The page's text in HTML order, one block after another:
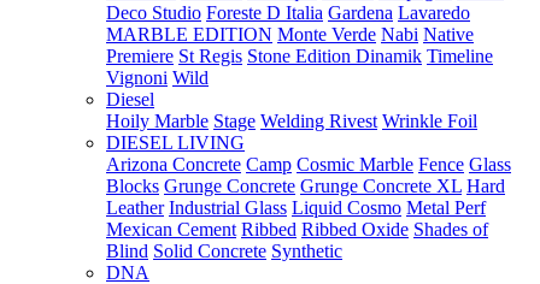
Deco Studio Foreste D Italia Gardena Lavaredo
MARBLE EDITION Monte Verde Nabi Native
Premiere St Regis Stone Edition Dinamik Timeline
Vignoni Wild
Diesel
Hoily Marble Stage Welding Rivest Wrinkle Foil
DIESEL LIVING
Arizona Concrete Camp Cosmic Marble Fence Glass
Blocks Grunge Concrete Grunge Concrete XL Hard
Leather Industrial Glass Liquid Cosmo Metal Perf
Mexican Cement Ribbed Ribbed Oxide Shades of
Blind Solid Concrete Synthetic
DNA